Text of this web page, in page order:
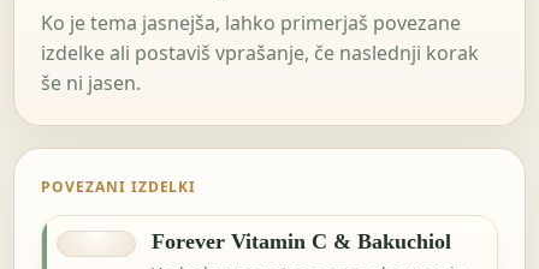
Ko je tema jasnejša, lahko primerjaš povezane
izdelke ali postaviš vprašanje, če naslednji korak
še ni jasen.
POVEZANI IZDELKI
Forever Vitamin C & Bakuchiol